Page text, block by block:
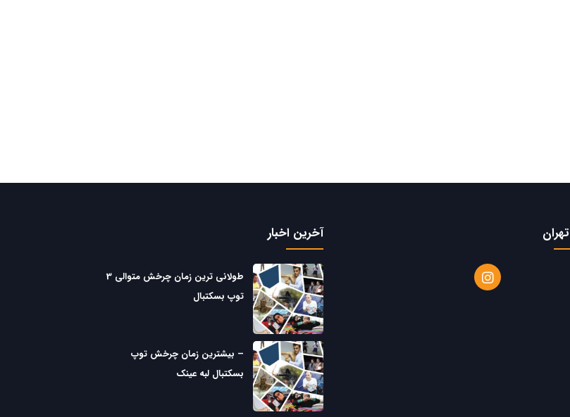
آخرین اخبار
طولانی ترین زمان چرخش متوالی 3
توپ بسکتبال
– بیشترین زمان چرخش توپ
بسکتبال لبه عینک